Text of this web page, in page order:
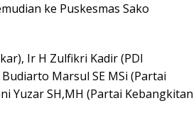
ke Puskesmas Sako
Ir H Zulfikri Kadir (PDI
Marsul SE MSi (Partai
Yuzar SH,MH (Partai Kebangkitan